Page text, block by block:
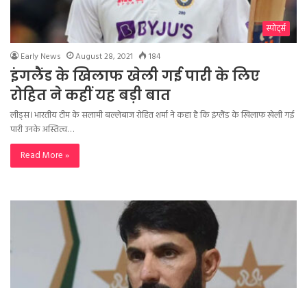
स्पोर्ट्स
Early News August 28, 2021 184
इंगलैंड के खिलाफ खेली गई पारी के लिए
रोहित ने कहीं यह बड़ी बात
लीड्स। भारतीय टीम के सलामी बल्लेबाज रोहित शर्मा ने कहा है कि इंग्लैंड के खिलाफ खेली गई
पारी उनके अस्तित्व…
Read More »